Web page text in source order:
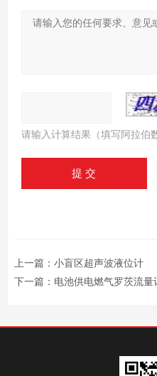
请输入计算结果（填写阿拉伯
上一篇： 小盲区超声波液位计
下一篇： 电池供电燃气罗茨流量